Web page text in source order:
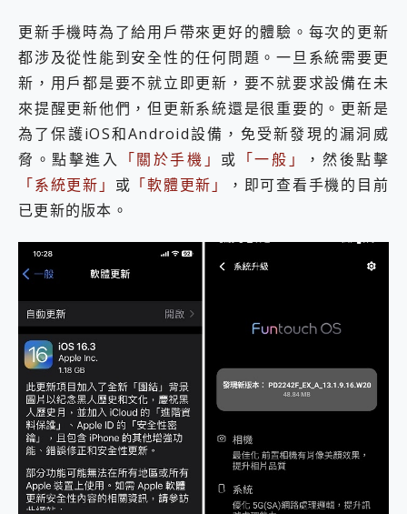
更新手機時為了給用戶帶來更好的體驗。每次的更新
都涉及從性能到安全性的任何問題。一旦系統需要更
新，用戶都是要不就立即更新，要不就要求設備在未
來提醒更新他們，但更新系統還是很重要的。更新是
為了保護iOS和Android設備，免受新發現的漏洞威
脅。點擊進入
「關於手機」 或 「一般」
，然後點擊
「系統更新」 或 「軟體更新」
，即可查看手機的目前
已更新的版本。